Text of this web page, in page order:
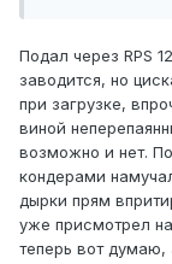
Подал через RPS
заводится, но
при загрузке,
виной
возможно и нет.
кондерами
дырки прям
уже присмотрел
теперь вот